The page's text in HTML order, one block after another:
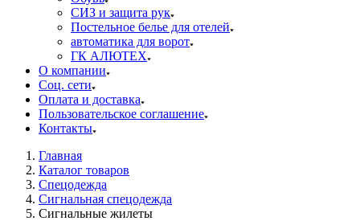
СИЗ и защита рук
Постельное белье для отелей
автоматика для ворот
ГК АЛЮТЕХ
О компании
Соц. сети
Оплата и доставка
Пользовательское соглашение
Контакты
Главная
Каталог товаров
Спецодежда
Сигнальная спецодежда
Сигнальные жилеты